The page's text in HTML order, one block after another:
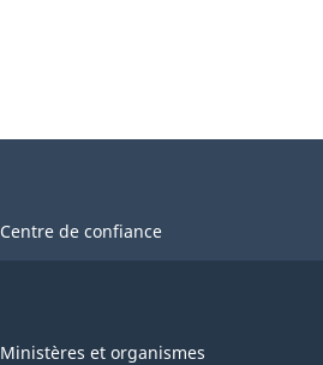
Centre de confiance
Ministères et organismes